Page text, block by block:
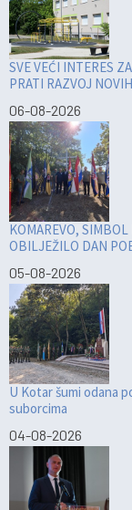
SVE VEĆI INTERES
PRATI RAZVOJ
06-08-2026
KOMAREVO,
OBILJEŽILO DAN
05-08-2026
U Kotar šumi odana
suborcima
04-08-2026